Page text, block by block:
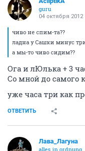
Хотя что вас
спрашивать, что
детей.... Примерно
мужикофф
рассказов хватит
ОТВЕТИТЬ
Marrrka
04 октября 2012
хорошо-то как в
а я мужа жду - у
вирусня сожрала